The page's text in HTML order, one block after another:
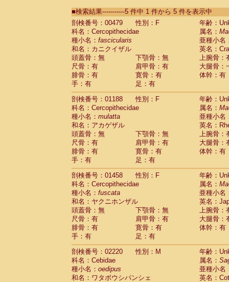
CebidaeSaguinus labiatus(0)
Cebidae Saguinus leucopus (0)
CebidaeSaguinus midas
CebidaeSaguinus mystax
CebidaeSaguinus nigricollis (1)
Cebidae Saguinus oedipus
Cebidae Saguinus weddelli
Cebidae Saguinusspp.
Cebidae Aotus trivirgatus
Cebidae Cebus albifrons
CebidaeCebus apella
Cebidae
CebidaeCebus nigrivittatus
Cebidae Cebusspp.(0)
Cebidae Saimiri boliviensis
Cebidae Saimiri sciureus
Atelidae Alouatta caraya
AtelidaeAlouatta fusca
AtelidaeAlouatta seniculus
AtelidaeAlouatta
Atelidae Ateles belzebuth
Atelidae Ateles geoffroyi
Atelidae Ateles paniscus
Atelidae Atelesspp.
Atelidae Lagothrix lagothricha
AtelidaeLagothrix lagothricha cana(0)
Pitheciidae
Cacajao calvus
Pitheciidae
Callicebus cupreus(0)
Pitheciidae Callicebus donacophilus(0)
■検索結果-----------5 件中 1 件から 5 件を表示中
剖検番号：00479
性別：F
年齢：
科名：Cercopithecidae
属名：
種小名： fascicularis
亜種小名
和名：カニクイザル
英名：
頭蓋骨：無
下顎骨：無
上腕骨：
尺骨：有
肩甲骨：有
大腿骨：
腓骨：有
寛骨：有
体幹：有
手：有
足：有
剖検番号：01188
性別：F
年齢：
科名：Cercopithecidae
属名：
種小名： mulatta
亜種小名
和名：アカゲザル
英名：
頭蓋骨：無
下顎骨：無
上腕骨：
尺骨：有
肩甲骨：有
大腿骨：
腓骨：有
寛骨：有
体幹：有
手：有
足：有
剖検番号：01458
性別：F
年齢：
科名：Cercopithecidae
属名：
種小名： fuscata
亜種小名
和名：ヤクニホンザル
英名：
頭蓋骨：無
下顎骨：無
上腕骨：
尺骨：有
肩甲骨：有
大腿骨：
腓骨：有
寛骨：有
体幹：有
手：有
足：有
剖検番号：02220
性別：M
年齢：
科名：Cebidae
属名：
種小名： oedipus
亜種小名
和名：ワタボウシパンシェ
英名：